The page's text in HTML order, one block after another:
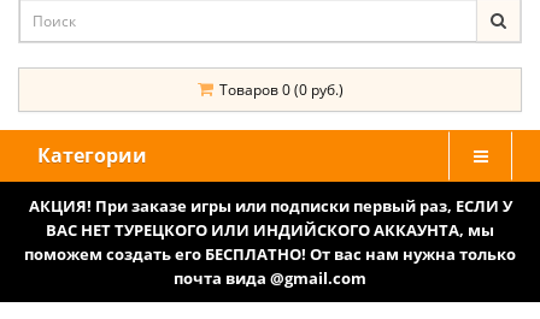
Товаров 0 (0 руб.)
Категории
АКЦИЯ! При заказе игры или подписки первый раз, ЕСЛИ У
ВАС НЕТ ТУРЕЦКОГО ИЛИ ИНДИЙСКОГО АККАУНТА, мы
поможем создать его БЕСПЛАТНО! От вас нам нужна только
почта вида @gmail.com